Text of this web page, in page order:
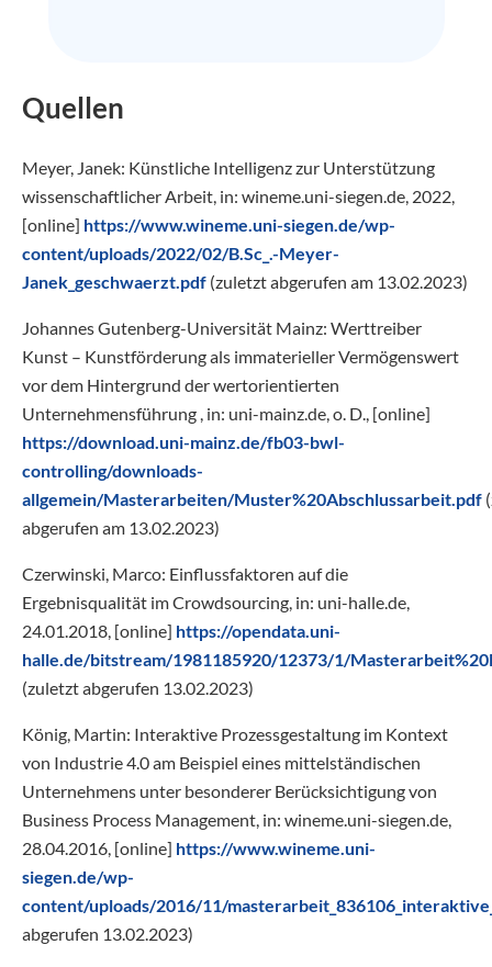
Quellen
Meyer, Janek: Künstliche Intelligenz zur Unterstützung
wissenschaftlicher Arbeit, in: wineme.uni-siegen.de, 2022,
[online] https://www.wineme.uni-siegen.de/wp-
content/uploads/2022/02/B.Sc_.-Meyer-
Janek_geschwaerzt.pdf (zuletzt abgerufen am 13.02.2023)
Johannes Gutenberg-Universität Mainz: Werttreiber
Kunst – Kunstförderung als immaterieller Vermögenswert
vor dem Hintergrund der wertorientierten
Unternehmensführung , in: uni-mainz.de, o. D., [online]
https://download.uni-mainz.de/fb03-bwl-
controlling/downloads-
allgemein/Masterarbeiten/Muster%20Abschlussarbeit.pdf
abgerufen am 13.02.2023)
Czerwinski, Marco: Einflussfaktoren auf die
Ergebnisqualität im Crowdsourcing, in: uni-halle.de,
24.01.2018, [online] https://opendata.uni-
halle.de/bitstream/1981185920/12373/1/
(zuletzt abgerufen 13.02.2023)
König, Martin: Interaktive Prozessgestaltung im Kontext
von Industrie 4.0 am Beispiel eines mittelständischen
Unternehmens unter besonderer Berücksichtigung von
Business Process Management, in: wineme.uni-siegen.de,
28.04.2016, [online] https://www.wineme.uni-
siegen.de/wp-
content/uploads/2016/11/
abgerufen 13.02.2023)